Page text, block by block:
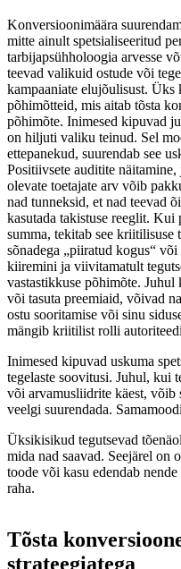
Konversioonimäära
mitte ainult spetsialiseeritud
tarbijapsühholoogia arvesse
teevad valikuid ostude või
kampaaniate elujõulisust.
põhimõtteid, mis aitab tõsta
põhimõte. Inimesed kipuvad
on hiljuti valiku teinud. Sel
ettepanekud, suurendab see
Positiivsete auditite
olevate toetajate arv võib
nad tunneksid, et nad teevad
kasutada takistuse reeglit.
summa, tekitab see kriitilisuse
sõnadega „piiratud kogus“
kiiremini ja viivitamatult
vastastikkuse põhimõte.
või tasuta preemiaid, võivad
ostu sooritamise või sinu
mängib kriitilist rolli
Inimesed kipuvad uskuma
tegelaste soovitusi. Juhul, kui
või arvamusliidrite käest, võib
veelgi suurendada.
Üksikisikud tegutsevad
mida nad saavad. Seejärel on
toode või kasu edendab
raha.
Tõsta
strateegiatega